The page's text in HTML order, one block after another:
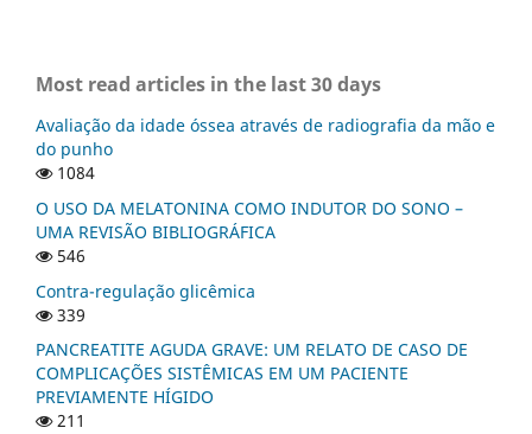
Most read articles in the last 30 days
Avaliação da idade óssea através de radiografia da mão e
do punho
1084
O USO DA MELATONINA COMO INDUTOR DO SONO –
UMA REVISÃO BIBLIOGRÁFICA
546
Contra-regulação glicêmica
339
PANCREATITE AGUDA GRAVE: UM RELATO DE CASO DE
COMPLICAÇÕES SISTÊMICAS EM UM PACIENTE
PREVIAMENTE HÍGIDO
211